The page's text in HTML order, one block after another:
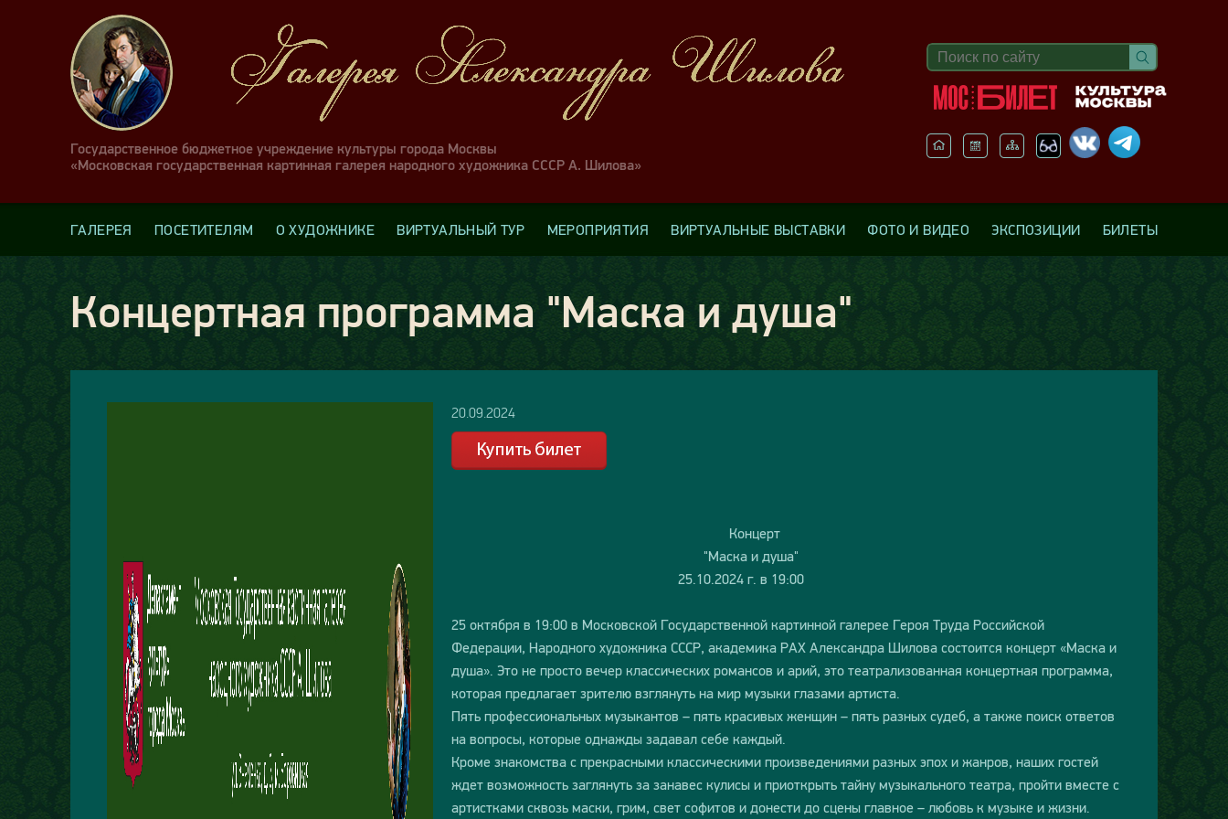
Государственное бюджетное учреждение культуры города Москвы
«Московская государственная картинная галерея народного художника СССР А. Шилова»
ГАЛЕРЕЯ ПОСЕТИТЕЛЯМ О ХУДОЖНИКЕ ВИРТУАЛЬНЫЙ ТУР МЕРОПРИЯТИЯ ВИРТУАЛЬНЫЕ ВЫСТАВКИ ФОТО И ВИДЕО ЭКСПОЗИЦИИ БИЛЕТЫ
Концертная программа "Маска и душа"
20.09.2024
Концерт
"Маска и душа"
25.10.2024 г. в 19:00
25 октября в 19:00 в Московской Государственной картинной галерее Героя Труда Российской
Федерации, Народного художника СССР, академика РАХ Александра Шилова состоится концерт «Маска и
душа». Это не просто вечер классических романсов и арий, это театрализованная концертная программа,
которая предлагает зрителю взглянуть на мир музыки глазами артиста.
Пять профессиональных музыкантов – пять красивых женщин – пять разных судеб, а также поиск ответов
на вопросы, которые однажды задавал себе каждый.
Кроме знакомства с прекрасными классическими произведениями разных эпох и жанров, наших гостей
ждет возможность заглянуть за занавес кулисы и приоткрыть тайну музыкального театра, пройти вместе с
артистками сквозь маски, грим, свет софитов и донести до сцены главное – любовь к музыке и жизни.